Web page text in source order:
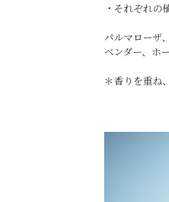
・それぞれの
パルマローザ
ベンダー、ホ
＊香りを重ね